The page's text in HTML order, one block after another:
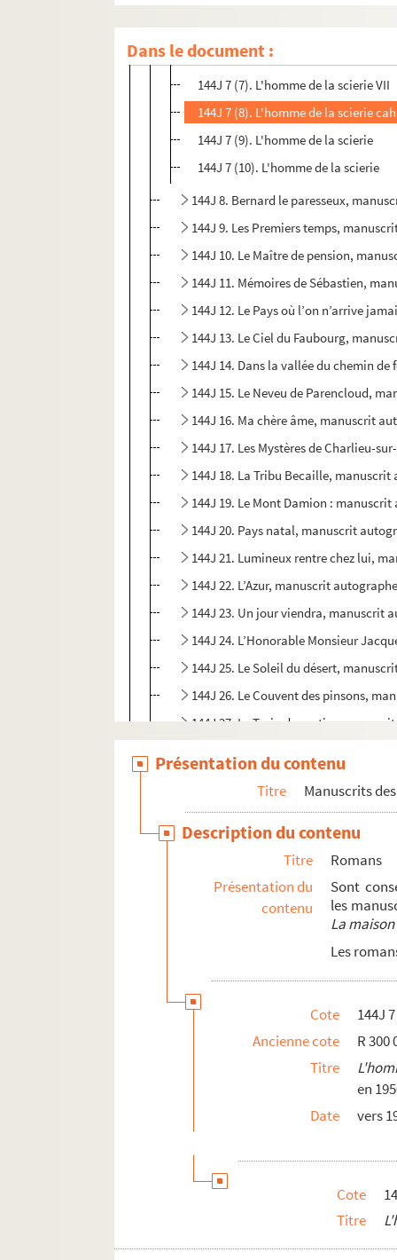
Dans le document :
144J 7 (7). L'homme de la scierie VII
144J 7 (8). L'homme de la scierie
144J 7 (9). L'homme de la scierie
144J 7 (10). L'homme de la scierie
144J 8. Bernard le paresseux,
144J 9. Les Premiers temps,
144J 10. Le Maître de pension,
144J 11. Mémoires de Sébastien,
144J 12. Le Pays où l’on n’arrive
144J 13. Le Ciel du Faubourg,
144J 14. Dans la vallée du chemin
144J 15. Le Neveu de Parencloud,
144J 16. Ma chère âme, manuscrit
144J 17. Les Mystères de Charlieu-
144J 18. La Tribu Becaille,
144J 19. Le Mont Damion :
144J 20. Pays natal, manuscrit
144J 21. Lumineux rentre chez lui,
144J 22. L’Azur, manuscrit
144J 23. Un jour viendra, manuscrit
144J 24. L’Honorable Monsieur
144J 25. Le Soleil du désert,
144J 26. Le Couvent des pinsons,
144J 27. Le Train du matin,
144J 31. Des trottoirs et des fleurs,
144J 32. Je ne suis pas d’ici,
144J 33. Histoire d’un
144J 34. Vaux étranges, manuscrit
144J 35. Lorsque tu reviendras,
Théâtre et scénarios
Présentation du contenu
Titre Manuscrits
Description du contenu
Titre
Romans
Présentation du
contenu
Sont
les
La
Les
Cote
144J 7
Ancienne cote
R 300
Titre
en
Date
vers
Cote
Titre